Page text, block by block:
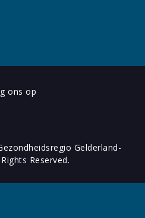
ons op
Gelderland-
Reserved.